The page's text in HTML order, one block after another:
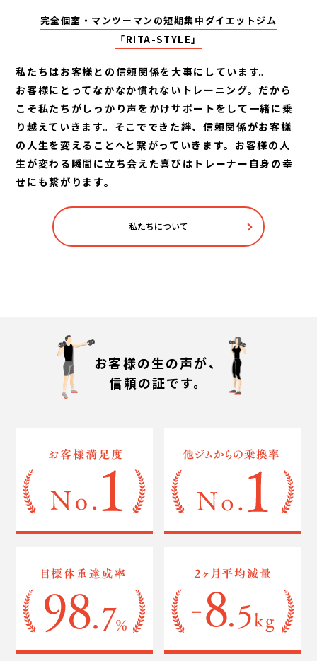
完全個室・マンツーマンの短期集中ダイエットジム
「RITA-STYLE」
私たちはお客様との信頼関係を大事にしています。
お客様にとってなかなか慣れないトレーニング。だから
こそ私たちがしっかり声をかけサポートをして一緒に乗
り越えていきます。そこでできた絆、信頼関係がお客様
の人生を変えることへと繋がっていきます。お客様の人
生が変わる瞬間に立ち会えた喜びはトレーナー自身の幸
せにも繋がります。
私たちについて
お客様の生の声が、
信頼の証です。